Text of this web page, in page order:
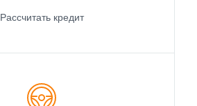
Рассчитать кредит